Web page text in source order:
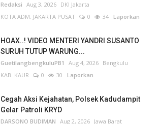
Redaksi Aug 3, 2026 DKI Jakarta
KOTA ADM. JAKARTA PUSAT
0 34 Laporkan
HOAX..! VIDEO MENTERI YANDRI SUSANTO
SURUH TUTUP WARUNG...
GuetilangbengkuluPB1 Aug 4, 2026 Bengkulu
KAB. KAUR
0 30 Laporkan
Cegah Aksi Kejahatan, Polsek Kadudampit
Gelar Patroli KRYD
DARSONO BUDIMAN Aug 2, 2026 Jawa Barat